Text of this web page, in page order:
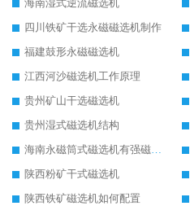
海南湿式逆流磁选机
四川铁矿干选永磁磁选机制作
福建鼓形永磁磁选机
江西河沙磁选机工作原理
贵州矿山干选磁选机
贵州湿式磁选机结构
海南永磁筒式磁选机有强磁的吗
陕西粉矿干式磁选机
陕西铁矿磁选机如何配置